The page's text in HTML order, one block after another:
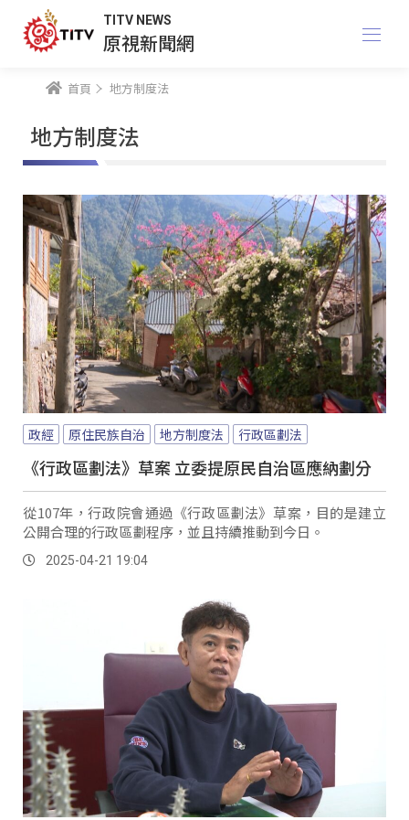
TITV NEWS
原視新聞網
首頁 地方制度法
地方制度法
政經 原住民族自治 地方制度法 行政區劃法
《行政區劃法》草案 立委提原民自治區應納劃分
從107年，行政院會通過《行政區劃法》草案，目的是建立
公開合理的行政區劃程序，並且持續推動到今日。
2025-04-21 19:04